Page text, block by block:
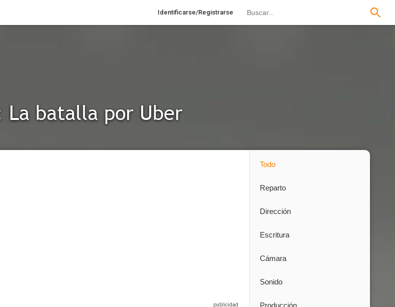
Identificarse/Registrarse
La batalla por Uber
Todo
Reparto
Dirección
Escritura
Cámara
Sonido
Producción